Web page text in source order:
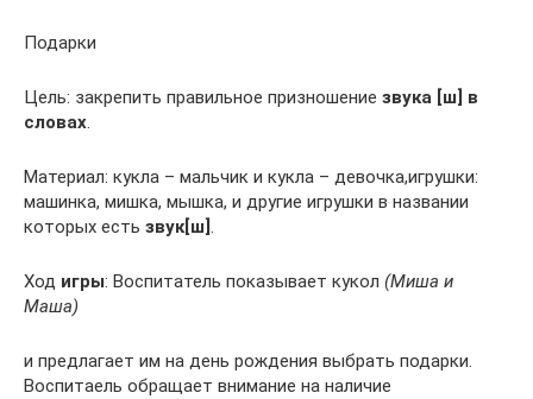
Подарки
Цель: закрепить правильное призношение звука [ш] в
словах.
Материал: кукла – мальчик и кукла – девочка,игрушки:
машинка, мишка, мышка, и другие игрушки в названии
которых есть звук[ш].
Ход игры: Воспитатель показывает кукол (Миша и
Маша)
и предлагает им на день рождения выбрать подарки.
Воспитаель обращает внимание на наличие